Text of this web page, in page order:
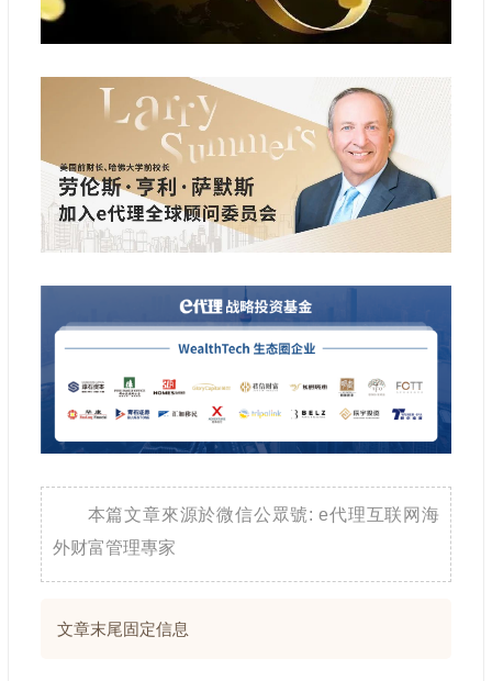
本篇文章來源於微信公眾號: e代理互联网海
外财富管理專家
文章末尾固定信息